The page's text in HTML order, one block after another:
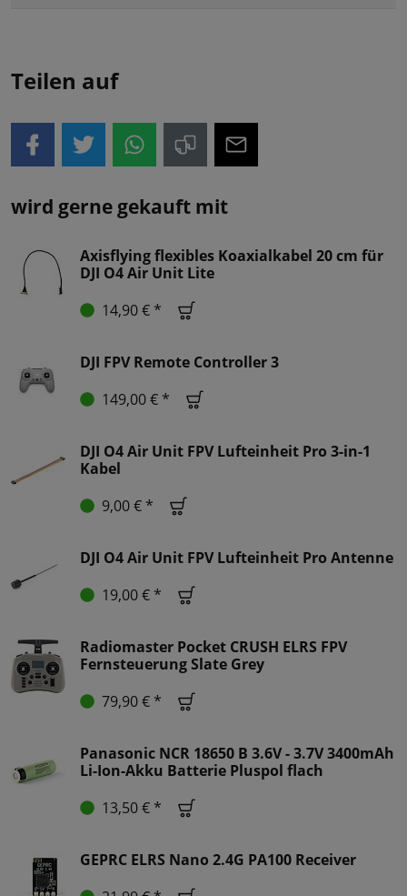
Teilen auf
wird gerne gekauft mit
Axisflying flexibles Koaxialkabel 20 cm für
DJI O4 Air Unit Lite
14,90 € *
DJI FPV Remote Controller 3
149,00 € *
DJI O4 Air Unit FPV Lufteinheit Pro 3-in-1
Kabel
9,00 € *
DJI O4 Air Unit FPV Lufteinheit Pro Antenne
19,00 € *
Radiomaster Pocket CRUSH ELRS FPV
Fernsteuerung Slate Grey
79,90 € *
Panasonic NCR 18650 B 3.6V - 3.7V 3400mAh
Li-Ion-Akku Batterie Pluspol flach
13,50 € *
GEPRC ELRS Nano 2.4G PA100 Receiver